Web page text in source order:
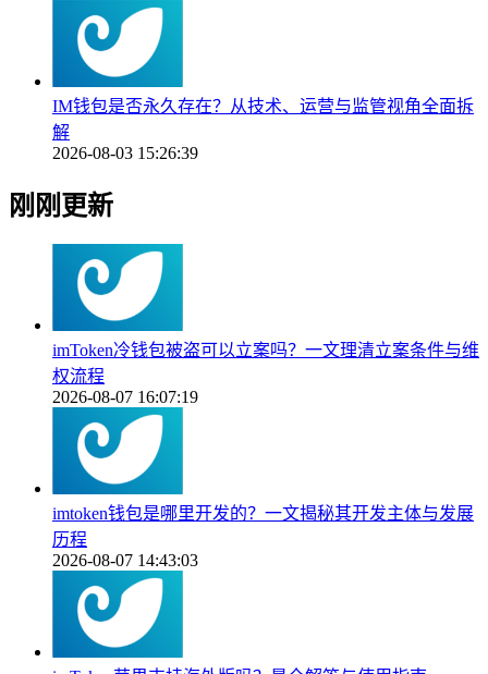
IM钱包是否永久存在？从技术、运营与监管视角全面拆
解
2026-08-03 15:26:39
刚刚更新
imToken冷钱包被盗可以立案吗？一文理清立案条件与维
权流程
2026-08-07 16:07:19
imtoken钱包是哪里开发的？一文揭秘其开发主体与发展
历程
2026-08-07 14:43:03